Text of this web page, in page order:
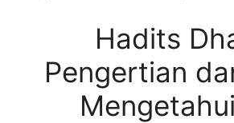
Hadits
Pengertian